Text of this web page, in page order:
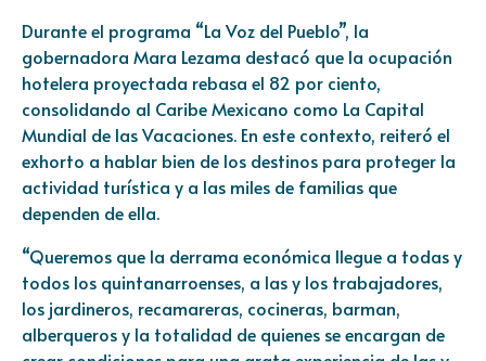
Durante el programa “La Voz del Pueblo”, la
gobernadora Mara Lezama destacó que la ocupación
hotelera proyectada rebasa el 82 por ciento,
consolidando al Caribe Mexicano como La Capital
Mundial de las Vacaciones. En este contexto, reiteró el
exhorto a hablar bien de los destinos para proteger la
actividad turística y a las miles de familias que
dependen de ella.
“Queremos que la derrama económica llegue a todas y
todos los quintanarroenses, a las y los trabajadores,
los jardineros, recamareras, cocineras, barman,
alberqueros y la totalidad de quienes se encargan de